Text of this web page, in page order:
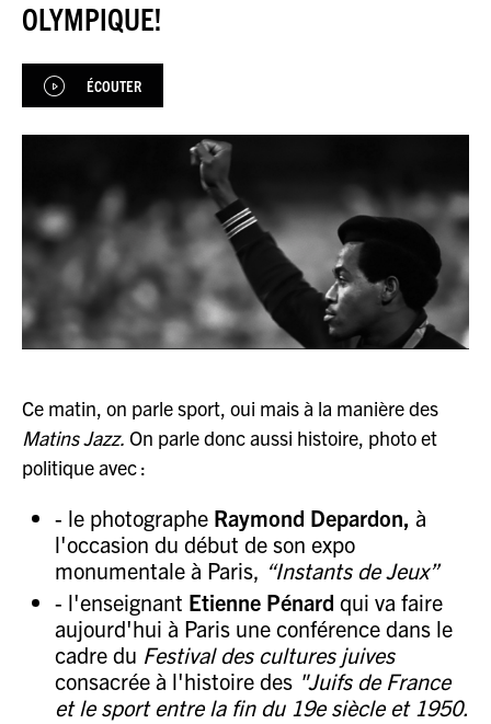
OLYMPIQUE!
ÉCOUTER
Ce matin, on parle sport, oui mais à la manière des
Matins Jazz. On parle donc aussi histoire, photo et
politique avec :
- le photographe Raymond Depardon, à
l'occasion du début de son expo
monumentale à Paris, “Instants de Jeux”
- l'enseignant Etienne Pénard qui va faire
aujourd'hui à Paris une conférence dans le
cadre du Festival des cultures juives
consacrée à l'histoire des "Juifs de France
et le sport entre la fin du 19e siècle et 1950.